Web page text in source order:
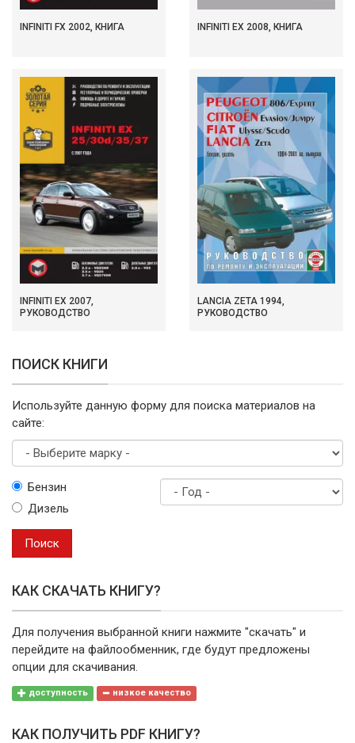
INFINITI FX 2002, КНИГА INFINITI EX 2008, КНИГА
INFINITI EX 2007,
РУКОВОДСТВО
LANCIA ZETA 1994,
РУКОВОДСТВО
ПОИСК КНИГИ
Используйте данную форму для поиска материалов на
сайте:
маркуБензин
Дизель
Поиск
КАК СКАЧАТЬ КНИГУ?
Для получения выбранной книги нажмите "скачать" и
перейдите на файлообменник, где будут предложены
опции для скачивания.
доступность низкое качество
КАК ПОЛУЧИТЬ PDF КНИГУ?